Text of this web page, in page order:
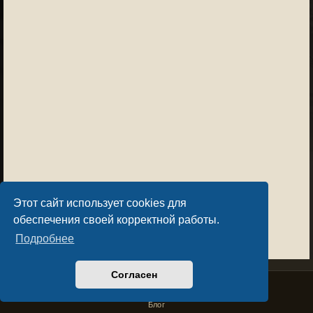
Этот сайт использует cookies для
обеспечения своей корректной работы.
Подробнее
Согласен
Privacy PolicyLicense Agreement
Copyright © Sacralium Games 2023-
Блог